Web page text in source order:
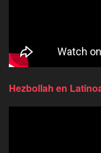
Hezbollah en